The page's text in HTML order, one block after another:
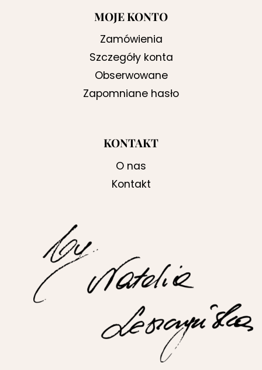
MOJE KONTO
Zamówienia
Szczegóły konta
Obserwowane
Zapomniane hasło
KONTAKT
O nas
Kontakt